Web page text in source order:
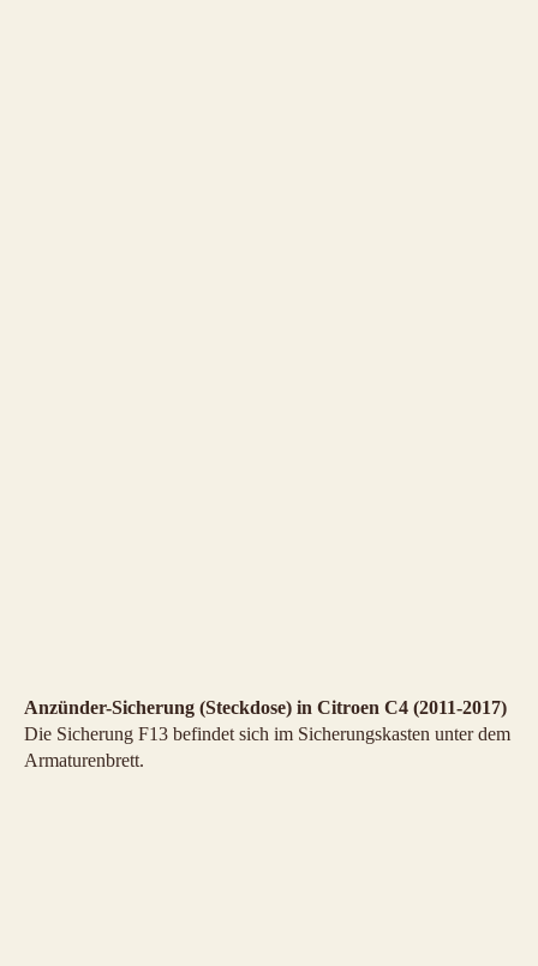
Anzünder-Sicherung (Steckdose) in Citroen C4 (2011-2017)
Die Sicherung F13 befindet sich im Sicherungskasten unter dem
Armaturenbrett.